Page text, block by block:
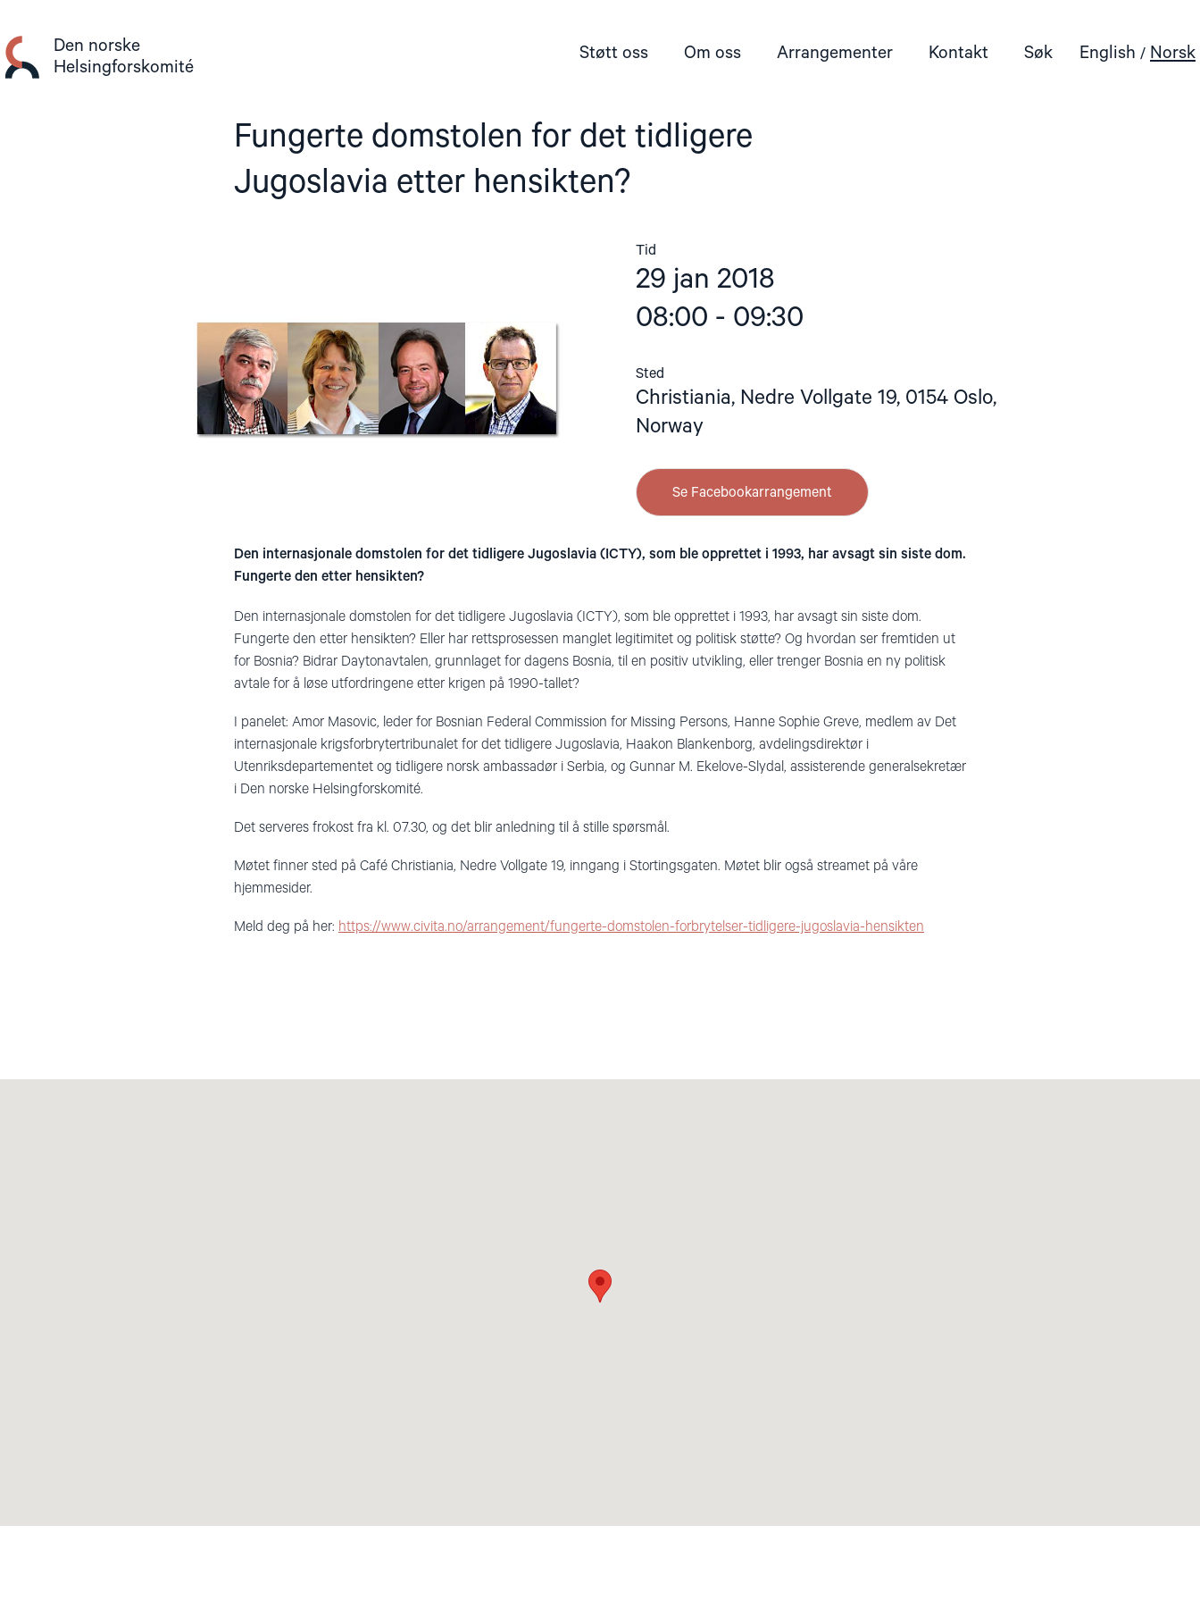
innhold
Den norske
Helsingforskomité
Støtt oss Om oss Arrangementer Kontakt Søk English Norsk
Fungerte domstolen for det tidligere
Jugoslavia etter hensikten?
Tid
29 jan 2018
08:00 - 09:30
Sted
Christiania, Nedre Vollgate 19, 0154 Oslo,
Norway
Se Facebookarrangement
Den internasjonale domstolen for det tidligere Jugoslavia (ICTY), som ble opprettet i 1993, har avsagt sin siste dom.
Fungerte den etter hensikten?
Den internasjonale domstolen for det tidligere Jugoslavia (ICTY), som ble opprettet i 1993, har avsagt sin siste dom.
Fungerte den etter hensikten? Eller har rettsprosessen manglet legitimitet og politisk støtte? Og hvordan ser fremtiden ut
for Bosnia? Bidrar Daytonavtalen, grunnlaget for dagens Bosnia, til en positiv utvikling, eller trenger Bosnia en ny politisk
avtale for å løse utfordringene etter krigen på 1990-tallet?
I panelet: Amor Masovic, leder for Bosnian Federal Commission for Missing Persons, Hanne Sophie Greve, medlem av Det
internasjonale krigsforbrytertribunalet for det tidligere Jugoslavia, Haakon Blankenborg, avdelingsdirektør i
Utenriksdepartementet og tidligere norsk ambassadør i Serbia, og Gunnar M. Ekelove-Slydal, assisterende generalsekretær
i Den norske Helsingforskomité.
Det serveres frokost fra kl. 07.30, og det blir anledning til å stille spørsmål.
Møtet finner sted på Café Christiania, Nedre Vollgate 19, inngang i Stortingsgaten. Møtet blir også streamet på våre
hjemmesider.
Meld deg på her: https://www.civita.no/arrangement/fungerte-domstolen-forbrytelser-tidligere-jugoslavia-hensikten